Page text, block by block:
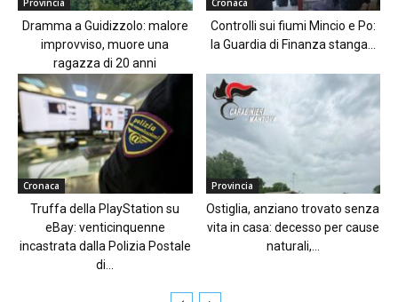
Provincia
Dramma a Guidizzolo: malore
improvviso, muore una
ragazza di 20 anni
Cronaca
Controlli sui fiumi Mincio e Po:
la Guardia di Finanza stanga...
Cronaca
Truffa della PlayStation su
eBay: venticinquenne
incastrata dalla Polizia Postale
di...
Provincia
Ostiglia, anziano trovato senza
vita in casa: decesso per cause
naturali,...